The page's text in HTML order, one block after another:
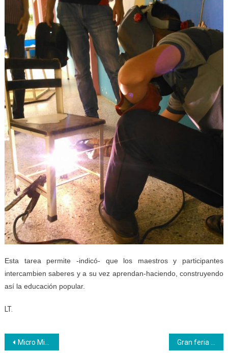
Esta tarea permite -indicó- que los maestros y participantes
intercambien saberes y a su vez aprendan-haciendo, construyendo
así la educación popular.
LT.
Navegación
Micro Misión Sanos y Seguros ofreció charla a jóvenes aprendices del Inces Cojedes